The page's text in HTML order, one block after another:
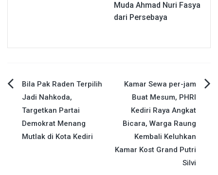
Muda Ahmad Nuri Fasya
dari Persebaya
Navigasi
pos
Bila Pak Raden Terpilih
Jadi Nahkoda,
Targetkan Partai
Demokrat Menang
Mutlak di Kota Kediri
Kamar Sewa per-jam
Buat Mesum, PHRI
Kediri Raya Angkat
Bicara, Warga Raung
Kembali Keluhkan
Kamar Kost Grand Putri
Silvi